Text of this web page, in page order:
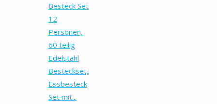
Besteck Set
12
Personen,
60 teilig
Edelstahl
Besteckset,
Essbesteck
Set mit...